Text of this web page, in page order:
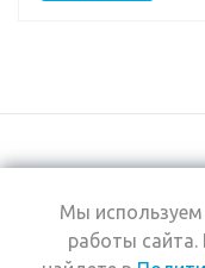
+7 (495) 969-0950
Мы
работы